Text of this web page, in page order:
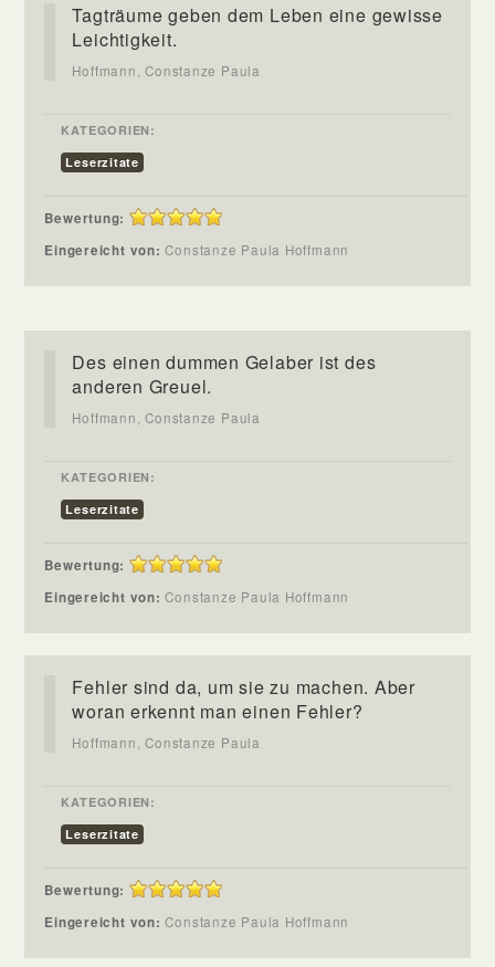
Tagträume geben dem Leben eine gewisse
Leichtigkeit.
Hoffmann, Constanze Paula
KATEGORIEN:
Leserzitate
Bewertung:
Eingereicht von:Constanze Paula Hoffmann
Des einen dummen Gelaber ist des
anderen Greuel.
Hoffmann, Constanze Paula
KATEGORIEN:
Leserzitate
Bewertung:
Eingereicht von:Constanze Paula Hoffmann
Fehler sind da, um sie zu machen. Aber
woran erkennt man einen Fehler?
Hoffmann, Constanze Paula
KATEGORIEN:
Leserzitate
Bewertung:
Eingereicht von:Constanze Paula Hoffmann